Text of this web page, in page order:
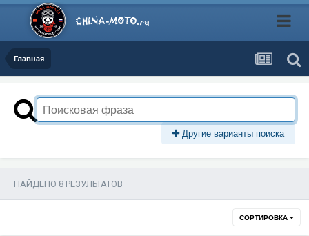
Главная
Другие варианты поиска
НАЙДЕНО 8 РЕЗУЛЬТАТОВ
СОРТИРОВКА